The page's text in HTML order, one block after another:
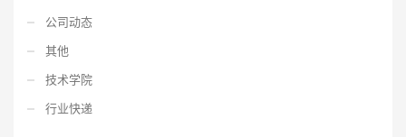
公司动态
其他
技术学院
行业快递